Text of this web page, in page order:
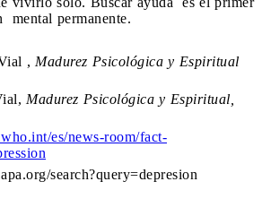
mental permanente.
, Madurez Psicológica y Espiritual
Madurez Psicológica y Espiritual,
es/news-room/fact-
search?query=depresion